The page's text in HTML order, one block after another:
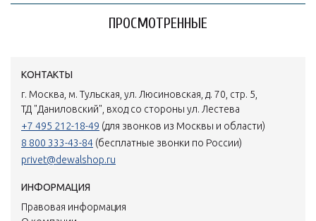
ПРОСМОТРЕННЫЕ
КОНТАКТЫ
г. Москва, м. Тульская, ул. Люсиновская, д. 70, стр. 5,
ТД "Даниловский", вход со стороны ул. Лестева
+7 495 212-18-49 (для звонков из Москвы и области)
8 800 333-43-84 (бесплатные звонки по России)
privet@dewalshop.ru
ИНФОРМАЦИЯ
Правовая информация